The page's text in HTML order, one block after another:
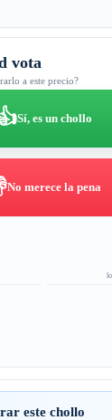
vota
a este precio?
Sí, es un chollo
No merece la pena
este chollo